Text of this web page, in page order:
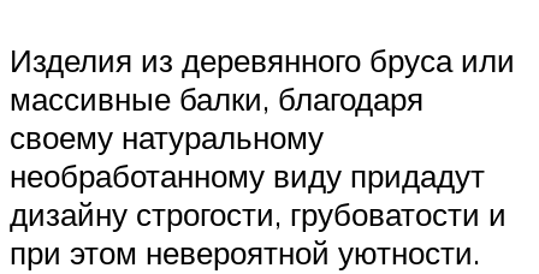
Изделия из деревянного бруса или
массивные балки, благодаря
своему натуральному
необработанному виду придадут
дизайну строгости, грубоватости и
при этом невероятной уютности.